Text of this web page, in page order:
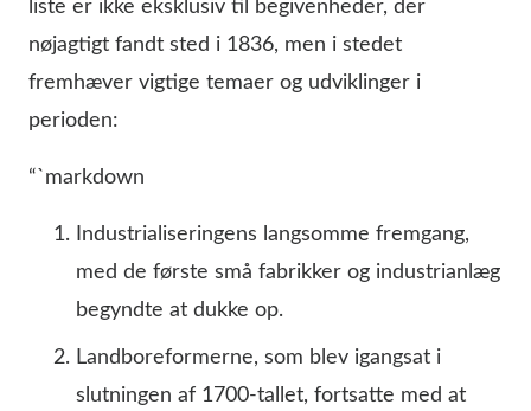
liste er ikke eksklusiv til begivenheder, der
nøjagtigt fandt sted i 1836, men i stedet
fremhæver vigtige temaer og udviklinger i
perioden:
“`markdown
Industrialiseringens langsomme fremgang,
med de første små fabrikker og industrianlæg
begyndte at dukke op.
Landboreformerne, som blev igangsat i
slutningen af 1700-tallet, fortsatte med at